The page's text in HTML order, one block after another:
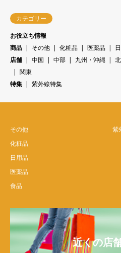
カテゴリー
お役立ち情報
商品
その他 化粧品 医薬品
店舗
中国 中部 九州・沖縄
関東
特集
紫外線特集
その他
化粧品
日用品
医薬品
食品
紫
近くの店